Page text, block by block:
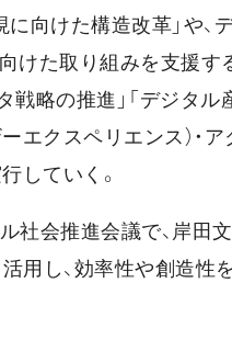
向けた構造改革」や
た取り組みを支援す
戦略の推進」「デジタル
エクスペリエンス）・
していく。
会推進会議で、岸田
用し、効率性や創造性